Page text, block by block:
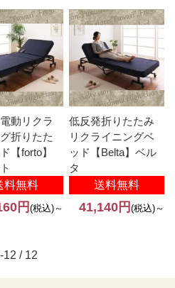
動リクラ
折りたた
【forto】
料無料
円(税込)～
低反発折りたたみ
リクライニングベ
ッド【Belta】ベル
送料無料
41,140円 (税込)～
12 / 12